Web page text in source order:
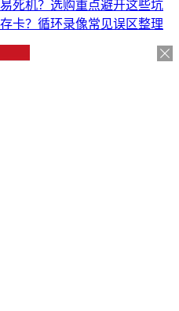
死机？选购重点避开这些坑
卡？循环录像常见误区整理